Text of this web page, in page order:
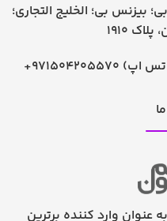
بیزنس بی؛ الخلیج التجاری؛
1910
سم 7 شاپ به عنوان وارد کننده برترین